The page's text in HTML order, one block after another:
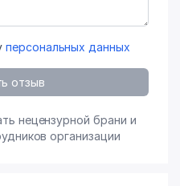
персональных данных
отзыв
нецензурной брани и
организации